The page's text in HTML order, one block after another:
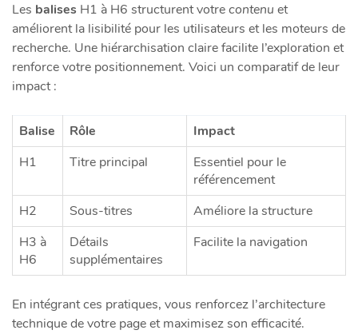
Les balises H1 à H6 structurent votrecontenu et
améliorent la lisibilité pour les utilisateurs et les moteurs de
recherche. Une hiérarchisation claire facilite l’exploration et
renforce votre positionnement. Voici un comparatif de leur
impact :
Balise Rôle
Impact
H1
Titre principal
Essentiel pour le
référencement
H2
Sous-titres
Améliore la structure
H3 à
H6
Détails
supplémentaires
Facilite la navigation
En intégrant ces pratiques, vous renforcez l’architecture
technique de votre page et maximisez son efficacité.